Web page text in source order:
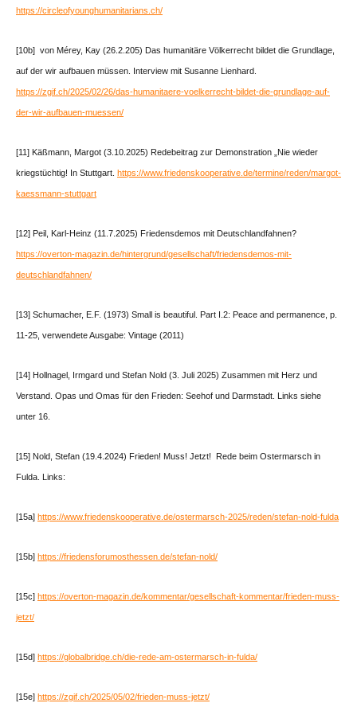
https://circleofyounghumanitarians.ch/
[10b] von Mérey, Kay (26.2.205) Das humanitäre Völkerrecht bildet die Grundlage,
auf der wir aufbauen müssen. Interview mit Susanne Lienhard.
https://zgif.ch/2025/02/26/das-humanitaere-voelkerrecht-bildet-die-grundlage-auf-
der-wir-aufbauen-muessen/
[11] Käßmann, Margot (3.10.2025) Redebeitrag zur Demonstration „Nie wieder
kriegstüchtig! In Stuttgart. https://www.friedenskooperative.de/termine/reden/margot-
kaessmann-stuttgart
[12] Peil, Karl-Heinz (11.7.2025) Friedensdemos mit Deutschlandfahnen?
https://overton-magazin.de/hintergrund/gesellschaft/friedensdemos-mit-
deutschlandfahnen/
[13] Schumacher, E.F. (1973) Small is beautiful. Part I.2: Peace and permanence, p.
11-25, verwendete Ausgabe: Vintage (2011)
[14] Hollnagel, Irmgard und Stefan Nold (3. Juli 2025) Zusammen mit Herz und
Verstand. Opas und Omas für den Frieden: Seehof und Darmstadt. Links siehe
unter 16.
[15] Nold, Stefan (19.4.2024) Frieden! Muss! Jetzt! Rede beim Ostermarsch in
Fulda. Links:
[15a] https://www.friedenskooperative.de/ostermarsch-2025/reden/stefan-nold-fulda
[15b] https://friedensforumosthessen.de/stefan-nold/
[15c] https://overton-magazin.de/kommentar/gesellschaft-kommentar/frieden-muss-
jetzt/
[15d] https://globalbridge.ch/die-rede-am-ostermarsch-in-fulda/
[15e] https://zgif.ch/2025/05/02/frieden-muss-jetzt/